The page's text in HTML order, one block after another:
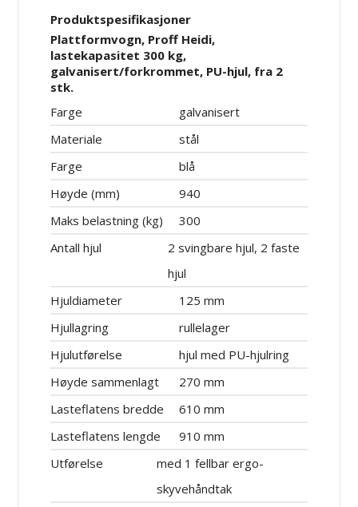
Produktspesifikasjoner
Plattformvogn, Proff Heidi,
lastekapasitet 300 kg,
galvanisert/forkrommet, PU-hjul, fra 2
stk.
Farge
galvanisert
Materiale
stål
Farge
blå
Høyde (mm)
940
Maks belastning (kg)
300
Antall hjul
2 svingbare hjul, 2 faste
hjul
Hjuldiameter
125 mm
Hjullagring
rullelager
Hjulutførelse
hjul med PU-hjulring
Høyde sammenlagt
270 mm
Lasteflatens bredde
610 mm
Lasteflatens lengde
910 mm
Utførelse
med 1 fellbar ergo-
skyvehåndtak